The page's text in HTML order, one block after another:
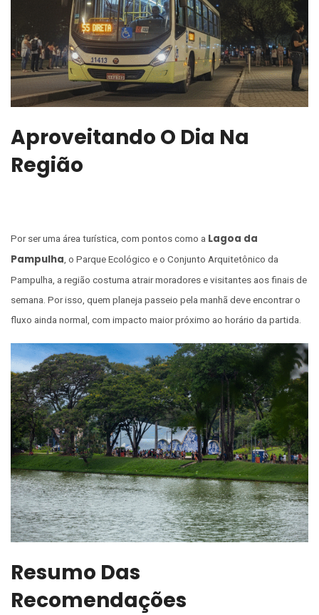
Aproveitando O Dia Na
Região
Por ser uma área turística, com pontos como a Lagoa da
Pampulha, o Parque Ecológico e o Conjunto Arquitetônico da
Pampulha, a região costuma atrair moradores e visitantes aos finais de
semana. Por isso, quem planeja passeio pela manhã deve encontrar o
fluxo ainda normal, com impacto maior próximo ao horário da partida.
Resumo Das
Recomendações